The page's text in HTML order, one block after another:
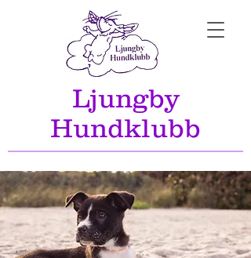
Ljungby
Hundklubb